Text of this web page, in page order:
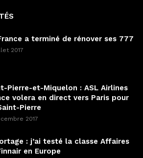
a terminé de rénover ses 777
2017
Pierre-et-Miquelon : ASL Airlines
volera en direct vers Paris pour
Pierre
2017
: j’ai testé la classe Affaires
en Europe